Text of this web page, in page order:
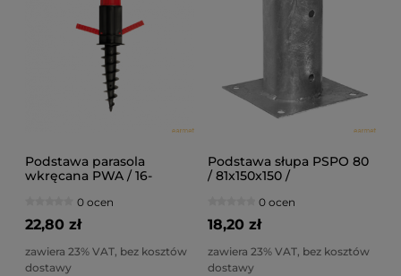
Podstawa parasola
wkręcana PWA / 16-
parasola ogrodowego
0 ocen
22,80 zł
zawiera 23% VAT, bez kosztów
dostawy
Podstawa słupa PSPO 80
/ 81x150x150 /
0 ocen
18,20 zł
zawiera 23% VAT, bez kosztów
dostawy